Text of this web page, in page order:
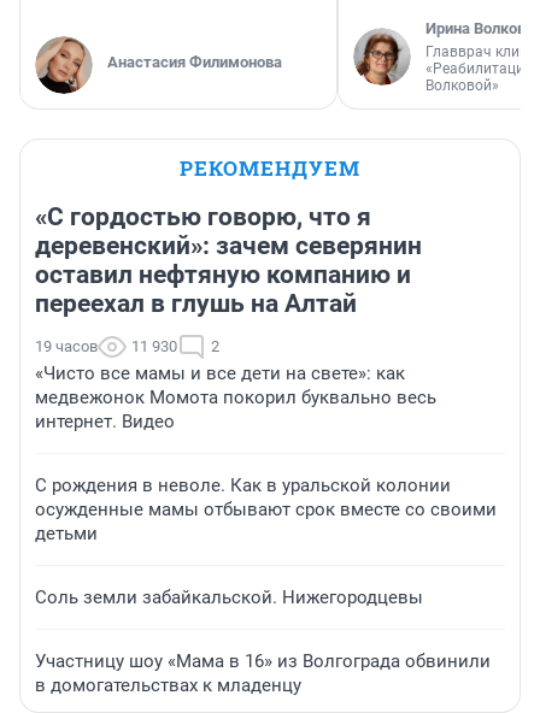
Анастасия Филимонова
Ирина Волкова
Главврач
«Реабилитация
Волковой»
РЕКОМЕНДУЕМ
«С гордостью говорю, что я
деревенский»: зачем северянин
оставил нефтяную компанию и
переехал в глушь на Алтай
19 часов 11 930 2
«Чисто все мамы и все дети на свете»: как
медвежонок Момота покорил буквально весь
интернет. Видео
С рождения в неволе. Как в уральской колонии
осужденные мамы отбывают срок вместе со своими
детьми
Соль земли забайкальской. Нижегородцевы
Участницу шоу «Мама в 16» из Волгограда обвинили
в домогательствах к младенцу